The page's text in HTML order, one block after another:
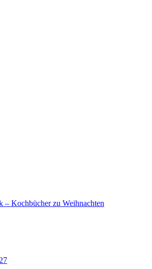
– Kochbücher zu Weihnachten